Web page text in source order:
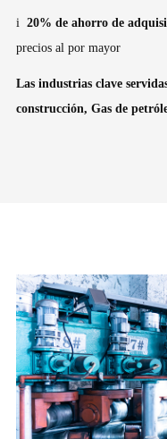
i 20% de ahorro de
precios al por mayor
Las industrias clave
construcción, Gas de